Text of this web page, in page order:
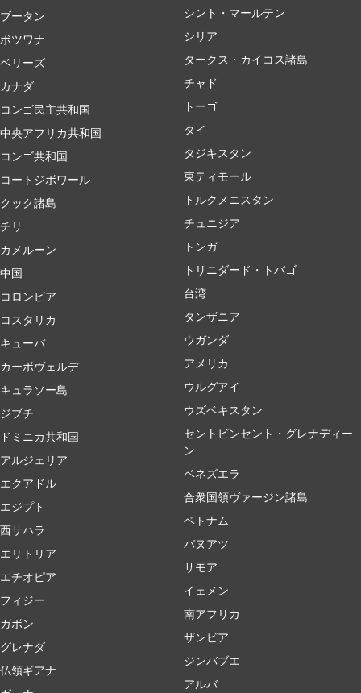
ブータン
ボツワナ
ベリーズ
カナダ
コンゴ民主共和国
中央アフリカ共和国
コンゴ共和国
コートジボワール
クック諸島
チリ
カメルーン
中国
コロンビア
コスタリカ
キューバ
カーボヴェルデ
キュラソー島
ジブチ
ドミニカ共和国
アルジェリア
エクアドル
エジプト
西サハラ
エリトリア
エチオピア
フィジー
ガボン
グレナダ
仏領ギアナ
シント・マールテン
シリア
タークス・カイコス諸島
チャド
トーゴ
タイ
タジキスタン
東ティモール
トルクメニスタン
チュニジア
トンガ
トリニダード・トバゴ
台湾
タンザニア
ウガンダ
アメリカ
ウルグアイ
ウズベキスタン
セントビンセント・グレナディー
ン
ベネズエラ
合衆国領ヴァージン諸島
ベトナム
バヌアツ
サモア
イェメン
南アフリカ
ザンビア
ジンバブエ
アルバ